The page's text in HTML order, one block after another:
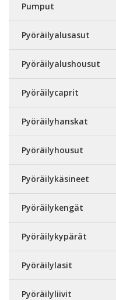
Pumput
Pyöräilyalusasut
Pyöräilyalushousut
Pyöräilycaprit
Pyöräilyhanskat
Pyöräilyhousut
Pyöräilykäsineet
Pyöräilykengät
Pyöräilykypärät
Pyöräilylasit
Pyöräilyliivit